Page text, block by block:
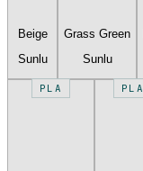
Beige
Sunlu
Grass Green
Sunlu
PLA PLA